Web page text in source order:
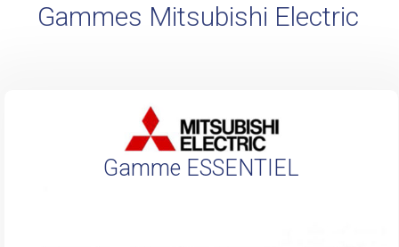
Gammes Mitsubishi Electric
Gamme ESSENTIEL